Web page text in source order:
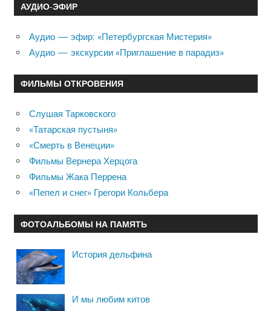
АУДИО-ЭФИР
Аудио — эфир: «Петербургская Мистерия»
Аудио — экскурсии «Приглашение в парадиз»
ФИЛЬМЫ ОТКРОВЕНИЯ
Слушая Тарковского
«Татарская пустыня»
«Смерть в Венеции»
Фильмы Вернера Херцога
Фильмы Жака Перрена
«Пепел и снег» Грегори Кольбера
ФОТОАЛЬБОМЫ НА ПАМЯТЬ
История дельфина
И мы любим китов